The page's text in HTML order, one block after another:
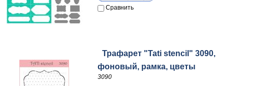
Сравнить
Трафарет "Tati stencil" 3090,
фоновый, рамка, цветы
3090